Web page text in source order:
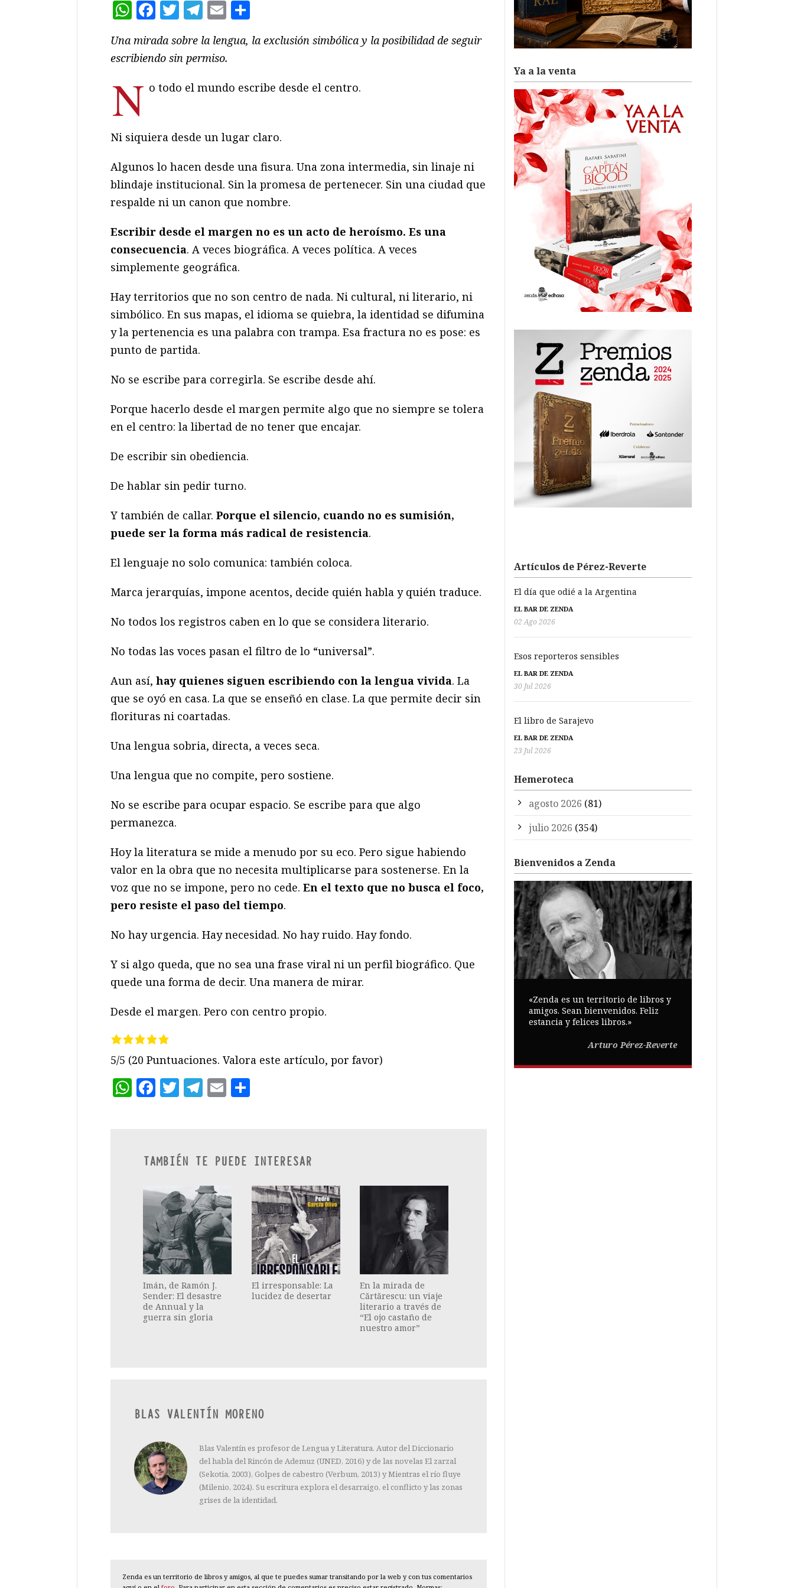
WhatsApp
Facebook
Twitter
Telegram
Email
Una mirada sobre la lengua, la exclusión simbólica y la posibilidad de seguir
escribiendo sin permiso.
N o todo el mundo escribe desde el centro.
Ni siquiera desde un lugar claro.
Algunos lo hacen desde una fisura. Una zona intermedia, sin linaje ni
blindaje institucional. Sin la promesa de pertenecer. Sin una ciudad que
respalde ni un canon que nombre.
Escribir desde el margen no es un acto de heroísmo. Es una
consecuencia. A veces biográfica. A veces política. A veces
simplemente geográfica.
Hay territorios que no son centro de nada. Ni cultural, ni literario, ni
simbólico. En sus mapas, el idioma se quiebra, la identidad se difumina
y la pertenencia es una palabra con trampa. Esa fractura no es pose: es
punto de partida.
No se escribe para corregirla. Se escribe desde ahí.
Porque hacerlo desde el margen permite algo que no siempre se tolera
en el centro: la libertad de no tener que encajar.
De escribir sin obediencia.
De hablar sin pedir turno.
Y también de callar. Porque el silencio, cuando no es sumisión,
puede ser la forma más radical de resistencia.
El lenguaje no solo comunica: también coloca.
Marca jerarquías, impone acentos, decide quién habla y quién traduce.
No todos los registros caben en lo que se considera literario.
No todas las voces pasan el filtro de lo “universal”.
Aun así, hay quienes siguen escribiendo con la lengua vivida. La
que se oyó en casa. La que se enseñó en clase. La que permite decir sin
florituras ni coartadas.
Una lengua sobria, directa, a veces seca.
Una lengua que no compite, pero sostiene.
No se escribe para ocupar espacio. Se escribe para que algo
permanezca.
Hoy la literatura se mide a menudo por su eco. Pero sigue habiendo
valor en la obra que no necesita multiplicarse para sostenerse. En la
voz que no se impone, pero no cede. En el texto que no busca el foco,
pero resiste el paso del tiempo.
No hay urgencia. Hay necesidad. No hay ruido. Hay fondo.
Y si algo queda, que no sea una frase viral ni un perfil biográfico. Que
quede una forma de decir. Una manera de mirar.
Desde el margen. Pero con centro propio.
5/5 (20 Puntuaciones. Valora este artículo, por favor)
WhatsApp
Facebook
Twitter
Telegram
Email
TAMBIÉN TE PUEDE INTERESAR
Imán, de Ramón J.
Sender: El desastre
de Annual y la
guerra sin gloria
El irresponsable: La
lucidez de desertar
En la mirada de
Cărtărescu: un viaje
literario a través de
“El ojo castaño de
nuestro amor”
BLAS VALENTÍN MORENO
Blas Valentín es profesor de Lengua y Literatura. Autor del Diccionario
del habla del Rincón de Ademuz (UNED, 2016) y de las novelas El zarzal
(Sekotia, 2003), Golpes de cabestro (Verbum, 2013) y Mientras el río fluye
(Milenio, 2024). Su escritura explora el desarraigo, el conflicto y las zonas
grises de la identidad.
Zenda es un territorio de libros y amigos, al que te puedes sumar transitando por la web y con tus comentarios
Ya a la venta
Artículos de Pérez-Reverte
El día que odié a la Argentina
EL BAR DE ZENDA
02 Ago 2026
Esos reporteros sensibles
EL BAR DE ZENDA
30 Jul 2026
El libro de Sarajevo
EL BAR DE ZENDA
23 Jul 2026
Hemeroteca
agosto 2026 (81)
julio 2026 (354)
Bienvenidos a Zenda
«Zenda es un territorio de libros y
amigos. Sean bienvenidos. Feliz
estancia y felices libros.»
Arturo Pérez-Reverte